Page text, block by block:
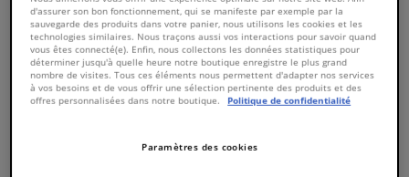
Fenêtres & accessoires
Intérieur & ameublement
d'assurer son bon fonctionnement, qui se manifeste par exemple par la
sauvegarde des produits dans votre panier, nous utilisons les cookies et les
technologies similaires. Nous traçons aussi vos interactions pour savoir quand
vous êtes connecté(e). Enfin, nous collectons les données statistiques pour
déterminer jusqu'à quelle heure notre boutique enregistre le plus grand
nombre de visites. Tous ces éléments nous permettent d'adapter nos services
à vos besoins et de vous offrir une sélection pertinente des produits et des
offres personnalisées dans notre boutique.
Politique de confidentialité
Paramètres des cookies